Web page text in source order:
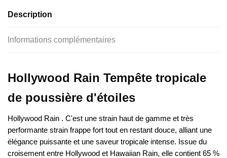
Description
Informations complémentaires
Hollywood Rain Tempête tropicale
de poussière d'étoiles
Hollywood Rain . C'est une strain haut de gamme et très
performante strain frappe fort tout en restant douce, alliant une
élégance puissante et une saveur tropicale intense. Issue du
croisement entre Hollywood et Hawaiian Rain, elle contient 65 %